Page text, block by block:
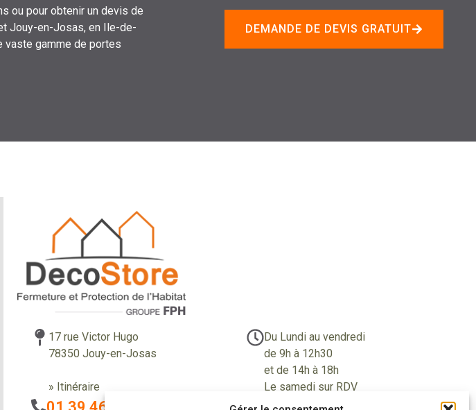
ou pour obtenir un devis de
Jouy-en-Josas, en Ile-de-
vaste gamme de portes
DEMANDE DE DEVIS GRATUIT
17 rue Victor Hugo
78350 Jouy-en-Josas
» Itinéraire
Du Lundi au vendredi
de 9h à 12h30
et de 14h à 18h
Le samedi sur RDV